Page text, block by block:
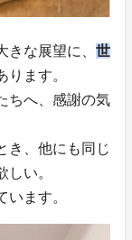
な展望に、 世
ります。
ちへ、感謝の気
き、他にも同じ
い。
ます。